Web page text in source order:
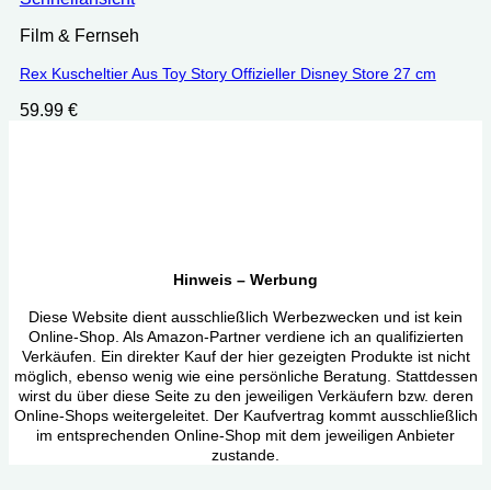
Film & Fernseh
Rex Kuscheltier Aus Toy Story Offizieller Disney Store 27 cm
59.99 €
Hinweis – Werbung
Diese Website dient ausschließlich Werbezwecken und ist kein
Online-Shop. Als Amazon-Partner verdiene ich an qualifizierten
Verkäufen. Ein direkter Kauf der hier gezeigten Produkte ist nicht
möglich, ebenso wenig wie eine persönliche Beratung. Stattdessen
wirst du über diese Seite zu den jeweiligen Verkäufern bzw. deren
Online-Shops weitergeleitet. Der Kaufvertrag kommt ausschließlich
im entsprechenden Online-Shop mit dem jeweiligen Anbieter
zustande.